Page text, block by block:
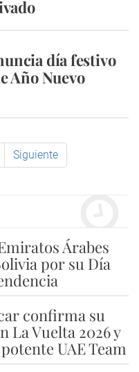
día festivo
Año Nuevo
Siguiente
Árabes
por su Día
confirma su
La Vuelta 2026 y
UAE Team